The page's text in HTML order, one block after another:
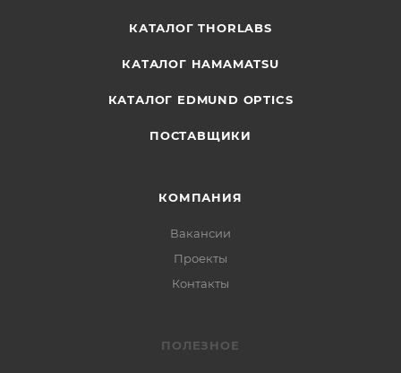
КАТАЛОГ THORLABS
КАТАЛОГ HAMAMATSU
КАТАЛОГ EDMUND OPTICS
ПОСТАВЩИКИ
КОМПАНИЯ
Вакансии
Проекты
Контакты
ПОЛЕЗНОЕ